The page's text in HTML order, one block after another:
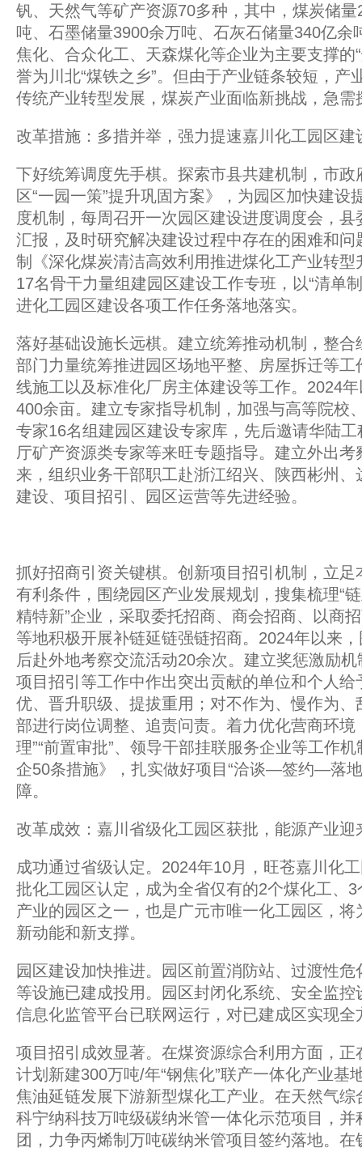
钒、天然气等矿产资源70多种，其中，煤炭储
吨、石墨储量3900余万吨、石灰石储量340亿余
焦化、合众化工、天森煤化等企业为主要支撑
誉为川北“煤铁之乡”。但由于产业链条较短，产
传统产业转型发展，煤炭产业面临新挑战，急需
改革措施：多措并举，强力提速嘉川化工园区建
下好统筹调度先手棋。探索市县共建机制，市
区“一园一策”提升巩固方案》，为园区加快建设
度机制，每周召开一次园区建设进度调度会，
汇报，及时研究解决建设过程中存在的困难和
制《深化煤炭清洁高效利用推进煤化工产业转
17名骨干力量组建园区建设工作专班，以“清单
进化工园区建设各项工作任务落地落实。
落好基础设施长远棋。建立统筹推动机制，整
部门力量统筹推进园区场地平整、房屋拆迁等
线施工以及标准化厂房主体建设等工作。2024
400余亩。建立专家指导机制，加强与高等院校
专家16名组建园区建设专家库，先后邀请华陆
厅矿产资源类专家等来旺专题指导。建立外出
来，组织业务干部职工赴浙江绍兴、陕西彬州
建设、项目招引、园区运营等先进经验。
抓好招商引资关键棋。创新项目招引机制，立
有利条件，围绕园区产业发展规划，搜集梳理“
精特新”企业，采取委托招商、商会招商、以商
等地积极开展补链延链强链招商。2024年以来
后赴外地考察交流活动20余次。建立奖惩激励
项目招引等工作中作出突出贡献的单位和个人
优、晋升职级、提拔重用；对不作为、慢作为
部进行岗位调整、追责问责。着力优化营商环境
理”“前置审批”、领导干部挂联服务企业等工作
企50条措施》，扎实做好项目“洽谈—签约—落
障。
改革成效：嘉川省级化工园区获批，能源产业迎
成功通过省级认定。2024年10月，旺苍嘉川化
批化工园区认定，成为全省仅有的2个煤化工、
产业的园区之一，也是广元市唯一化工园区，
新动能和新支撑。
园区建设加快推进。园区前置消防站、过渡性
等设施已建成投用。园区封闭化系统、安全监
信息化监管平台已联网运行，对已建成区实现
项目招引成效显著。在煤资源综合利用方面，
计划新建300万吨/年“钢焦化”联产一体化产业基
焦油延链发展下游新型煤化工产业。在天然气
科宁纳科技万吨级碳纳米管一体化示范项目，
团，力争丙烯制万吨碳纳米管项目签约落地。